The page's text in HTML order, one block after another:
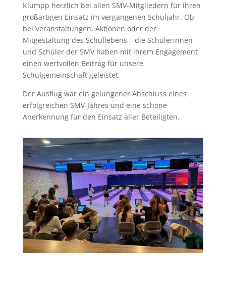
Klumpp herzlich bei allen SMV-Mitgliedern für ihren
großartigen Einsatz im vergangenen Schuljahr. Ob
bei Veranstaltungen, Aktionen oder der
Mitgestaltung des Schullebens – die Schülerinnen
und Schüler der SMV haben mit ihrem Engagement
einen wertvollen Beitrag für unsere
Schulgemeinschaft geleistet.
Der Ausflug war ein gelungener Abschluss eines
erfolgreichen SMV-Jahres und eine schöne
Anerkennung für den Einsatz aller Beteiligten.